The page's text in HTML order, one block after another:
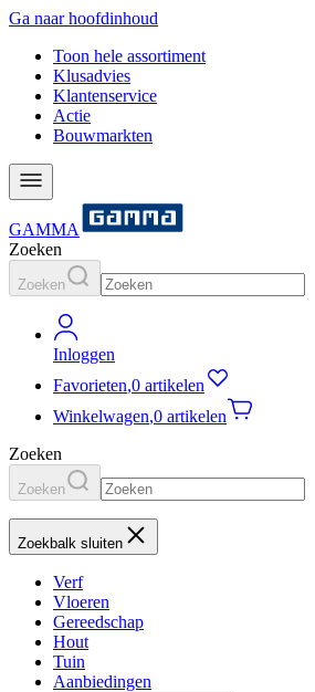
Ga naar hoofdinhoud
Toon hele assortiment
Klusadvies
Klantenservice
Actie
Bouwmarkten
GAMMA
Zoeken
Zoeken
Inloggen
Favorieten,0 artikelen
Winkelwagen,0 artikelen
Zoeken
Zoeken
Zoekbalk sluiten
Verf
Vloeren
Gereedschap
Hout
Tuin
Aanbiedingen